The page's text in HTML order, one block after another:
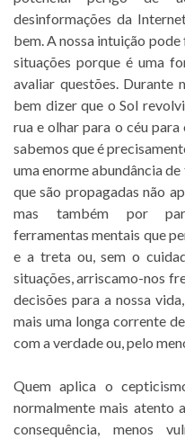
desinformações da
bem. A nossa intuição
situações porque é uma
avaliar questões. Durante
bem dizer que o Sol
rua e olhar para o céu
sabemos que é
uma enorme abundância
que são propagadas não
mas também por
ferramentas mentais que
e a treta ou, sem o
situações, arriscamo-nos
decisões para a nossa
mais uma longa corrente
com a verdade ou, pelo
Quem aplica o
normalmente mais atento
consequência, menos